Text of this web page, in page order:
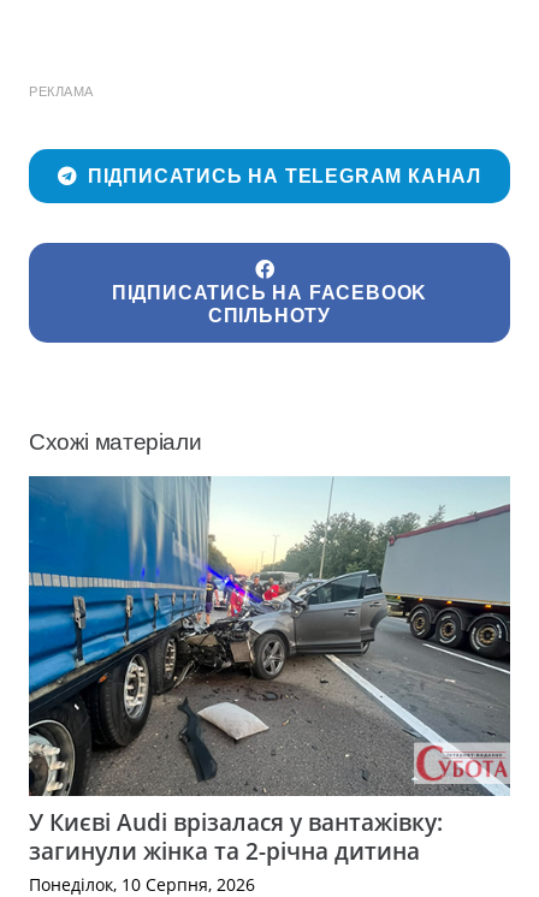
РЕКЛАМА
ПІДПИСАТИСЬ НА TELEGRAM КАНАЛ
ПІДПИСАТИСЬ НА FACEBOOK
СПІЛЬНОТУ
Схожі матеріали
У Києві Audi врізалася у вантажівку:
загинули жінка та 2-річна дитина
Понеділок, 10 Серпня, 2026